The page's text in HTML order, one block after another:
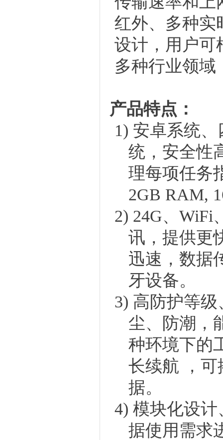
红外、多种实
设计，用户可
多种行业领域
产品特点：
1) 安卓系统
统，安全性
理每项任务
2GB RAM,
2) 24G、WiFi
讯，提供更
迅速，数据
牙设备。
3) 高防护等
尘、防潮，
种环境下的
长续航 ，可
据。
4) 模块化设计
据使用需求